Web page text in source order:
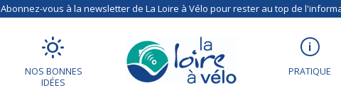
Abonnez-vous à la newsletter de La Loire à Vélo pour rester au top de
NOS BONNES
IDÉES
PRATIQUE